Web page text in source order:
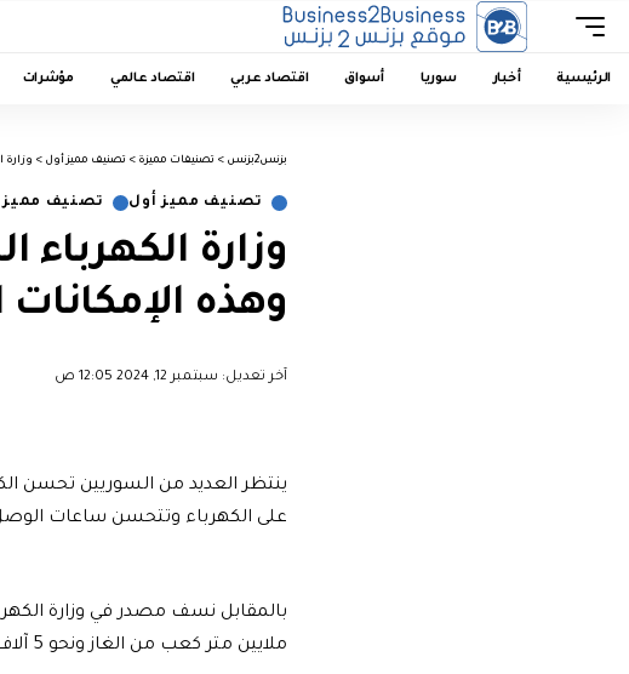
الرئيسية أخبار سوريا أسواق اقتصاد عربي اقتصاد عالمي مؤشرات
بزنس2بزنس > تصنيفات مميزة > تصنيف مميز أول > وزارة
تصنيف مميز أول تصنيف مميز
وزارة الكهرباء
وهذه الإمكانات
آخر تعديل: سبتمبر 12, 2024 12:05 ص
ينتظر العديد من السوريين تحسن
على الكهرباء وتتحسن ساعات الوصل
ملايين متر كعب من الغاز ونحو 5 آلاف طن من مادة الفيول، وعليه لا تغير في حجم التوليد لأنه مقترن بحوامل الطاقة.